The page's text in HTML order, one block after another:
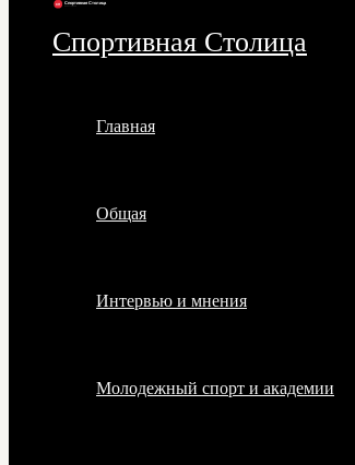
Спортивная Столица
Главная
Общая
Интервью и мнения
Молодежный спорт и академии